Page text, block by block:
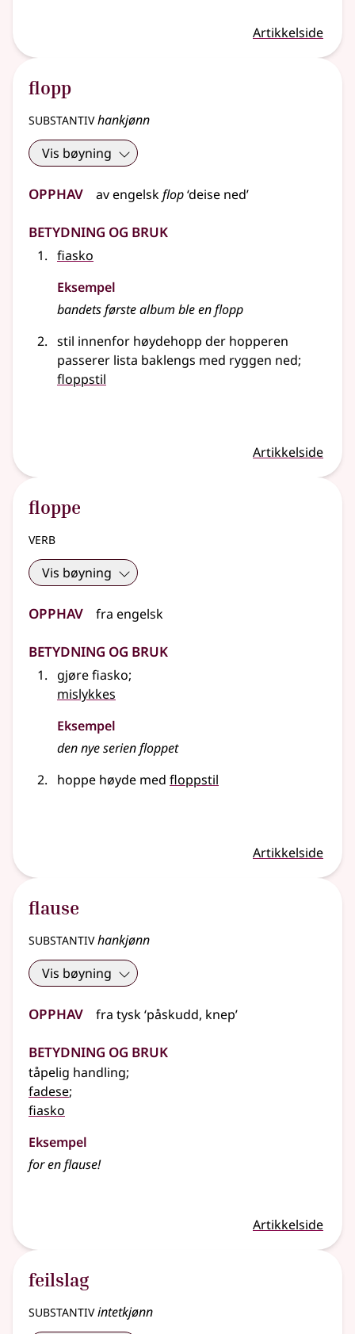
Artikkelside
flopp
substantivhankjønn
Vis bøyning
Opphav avengelskflop‘deise ned’
Betydning og bruk
fiasko
Eksempel
bandets første album ble en flopp
stil innenfor høydehopp der hopperen
passerer lista baklengs med ryggen ned;
floppstil
Artikkelside
floppe
verb
Vis bøyning
Opphav fra engelsk
Betydning og bruk
gjøre fiasko;
mislykkes
Eksempel
den nye serien floppet
hoppe høyde med floppstil
Artikkelside
flause
substantivhankjønn
Vis bøyning
Opphav fra tysk‘påskudd, knep’
Betydning og bruk
tåpelig handling;
fadese;
fiasko
Eksempel
for enflause!
Artikkelside
feilslag
substantivintetkjønn